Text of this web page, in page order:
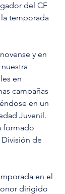
del CF
temporada
y en
en
campañas
en un
Juvenil.
formado
de
en el
dirigido